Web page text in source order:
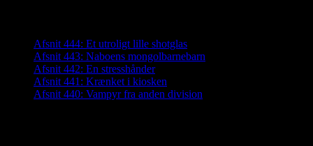
Afsnit 444: Et utroligt lille shotglas
Afsnit 443: Naboens mongolbarnebarn
Afsnit 442: En stresshånder
Afsnit 441: Krænket i kiosken
Afsnit 440: Vampyr fra anden division